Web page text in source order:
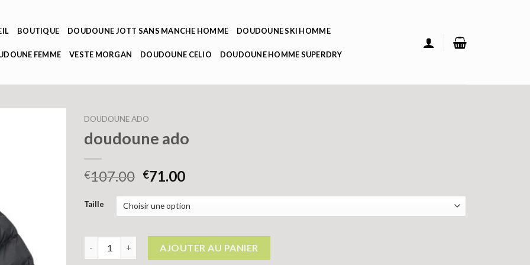
BOUTIQUE DOUDOUNE JOTT SANS MANCHE HOMME DOUDOUNE SKI HOMME
FEMME VESTE MORGAN DOUDOUNE CELIO DOUDOUNE HOMME SUPERDRY
DOUDOUNE ADO
doudoune ado
€107.00 €71.00
Taille
AJOUTER AU PANIER